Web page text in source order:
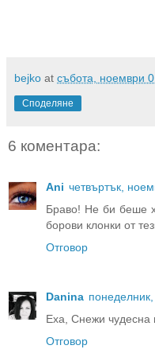
bejko at събота, ноември
Споделяне
6 коментара:
Ani четвъртък,
Браво! Не би беше
борови клонки от
Отговор
Danina
Еха, Снежи чудесна
Отговор